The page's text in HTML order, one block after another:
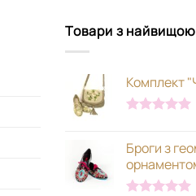
Товари з
Комплект
Броги з